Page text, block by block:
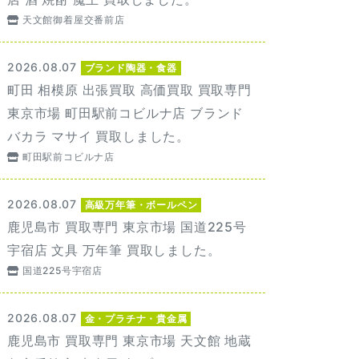
天文館御着屋交番前店
2026.08.07 ブランド陶器・食器
町田 相模原 出張買取 高価買取 買取専門
東京市場 町田駅前コビルナ店 ブランド
バカラ マサイ 買取しました。
町田駅前コビルナ店
2026.08.07 高級万年筆・ボールペン
鹿児島市 買取専門 東京市場 国道225号
宇宿店 文具 万年筆 買取しました。
国道225号宇宿店
2026.08.07 金・プラチナ・貴金属
鹿児島市 買取専門 東京市場 天文館 地蔵